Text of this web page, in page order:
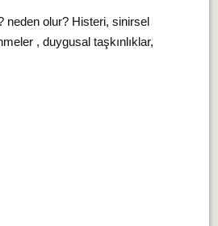
neden olur? Histeri, sinirsel
, duygusal taşkınlıklar,